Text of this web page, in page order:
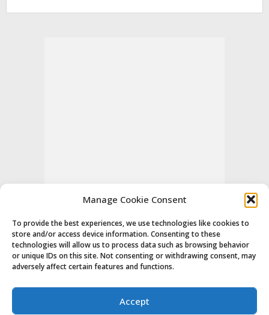
Manage Cookie Consent
To provide the best experiences, we use technologies like cookies to
store and/or access device information. Consenting to these
technologies will allow us to process data such as browsing behavior
or unique IDs on this site. Not consenting or withdrawing consent, may
adversely affect certain features and functions.
Accept